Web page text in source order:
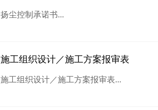
扬尘控制承诺书...
施工组织设计／施工方案报审表
施工组织设计／施工方案报审表...